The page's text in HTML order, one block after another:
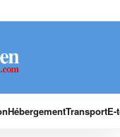
HébergementTransport